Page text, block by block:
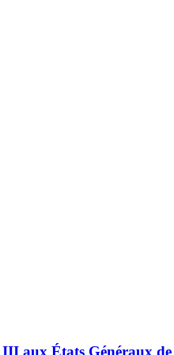
aux États Généraux